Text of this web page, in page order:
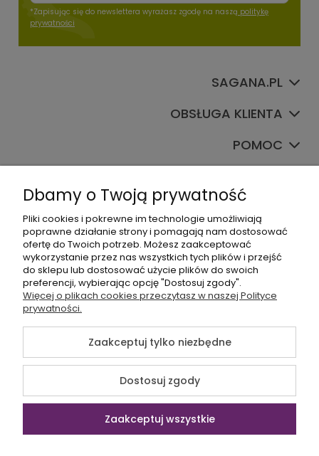
*Zapisując się do newslettera wyrażasz zgodę na naszą politykę
prywatności
SAGANA.PL
OBSŁUGA KLIENTA
POMOC
+48535745555
Szablon Flex byEcommercy
Dbamy o Twoją prywatność
Pliki cookies i pokrewne im technologie umożliwiają
poprawne działanie strony i pomagają nam dostosować
ofertę do Twoich potrzeb. Możesz zaakceptować
wykorzystanie przez nas wszystkich tych plików i przejść
do sklepu lub dostosować użycie plików do swoich
preferencji, wybierając opcję "Dostosuj zgody".
Więcej o plikach cookies przeczytasz w naszej Polityce
prywatności.
Zaakceptuj tylko niezbędne
Dostosuj zgody
Zaakceptuj wszystkie